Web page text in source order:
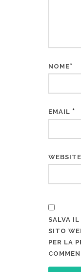
NOME*
EMAIL *
WEBSITE
SALVA
SITO
PER LA